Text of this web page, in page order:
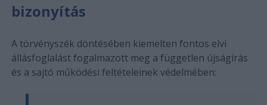
bizonyítás
A törvényszék döntésében kiemelten fontos elvi
állásfoglalást fogalmazott meg a független újságírás
és a sajtó működési feltételeinek védelmében: